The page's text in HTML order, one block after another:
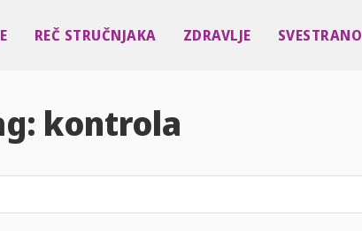
REČ STRUČNJAKA ZDRAVLJE SVESTRANO
kontrola